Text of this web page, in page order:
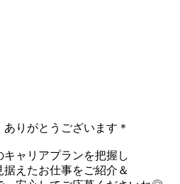
りがとうございます＊
ャリアプランを把握し
えたお仕事をご紹介＆